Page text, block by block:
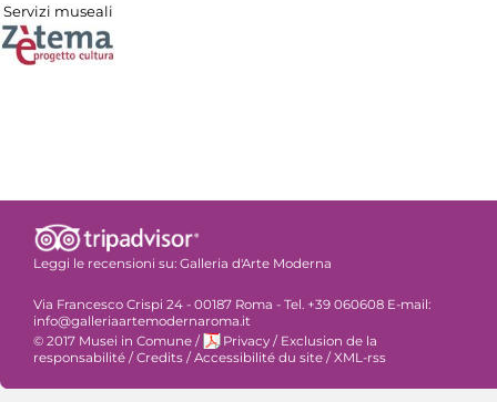
Servizi museali
Leggi le recensioni su: Galleria d'Arte Moderna
Via Francesco Crispi 24 - 00187 Roma - Tel. +39 060608 E-mail:
info@galleriaartemodernaroma.it
© 2017 Musei in Comune / Privacy / Exclusion de la
responsabilité /Credits /Accessibilité du site /XML-rss